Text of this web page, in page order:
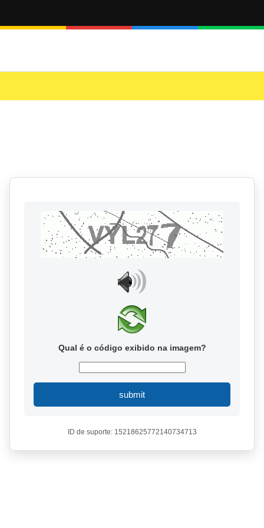
Qual é o código exibido na imagem?
submit
ID de suporte: 15218625772140734713